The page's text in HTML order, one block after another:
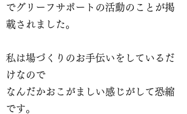
でグリーフサポートの活動のことが掲
載されました。
私は場づくりのお手伝いをしているだ
けなので
なんだかおこがましい感じがして恐縮
です。